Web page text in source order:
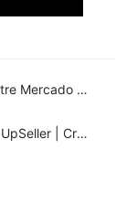
🚀 Cómo Migrar Publicaciones entre Mercado Libre y Shopify - Guía Paso a Paso | UpSeller
🤖 Editor de Imágenes con IA de UpSeller | Crea fotos profesionales en 1 clic